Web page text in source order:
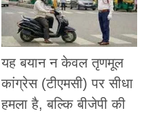
यह बयान न केवल तृणमूल
कांग्रेस (टीएमसी) पर सीधा
हमला है, बल्कि बीजेपी की